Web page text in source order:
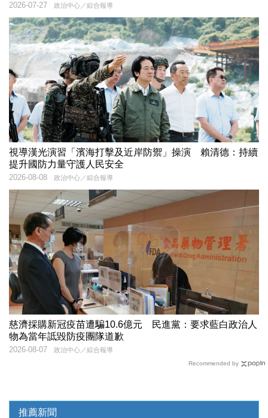
政治中心／綜合報導
2026-07-27
視導漢光演習「濱海打擊及近岸防禦」操演 賴清德：持續
提升國防力量守護人民安全
政治中心／綜合報導
2026-08-08
慈濟採購新冠疫苗遭騙10.6億元 民進黨：要求藍白政治人
物為當年詆毀防疫團隊道歉
政治中心／綜合報導
2026-08-07
Recommended by
推薦新聞